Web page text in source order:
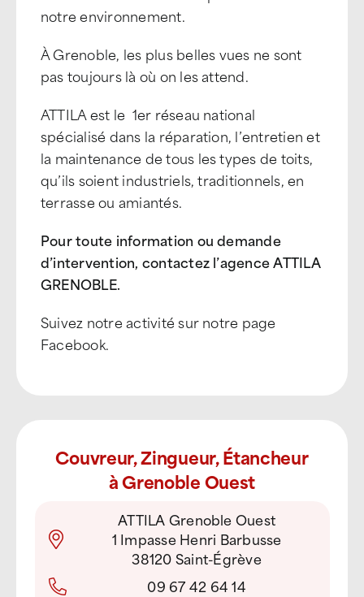
notre environnement.
À Grenoble, les plus belles vues ne sont
pas toujours là où on les attend.
ATTILA est le 1er réseau national
spécialisé dans la réparation, l’entretien et
la maintenance de tous les types de toits,
qu’ils soient industriels, traditionnels, en
terrasse ou amiantés.
Pour toute information ou demande
d’intervention, contactez l’agence ATTILA
GRENOBLE.
Suivez notre activité sur notre page
Facebook.
Couvreur, Zingueur, Étancheur
à Grenoble Ouest
ATTILA Grenoble Ouest
1 Impasse Henri Barbusse
38120 Saint-Égrève
09 67 42 64 14